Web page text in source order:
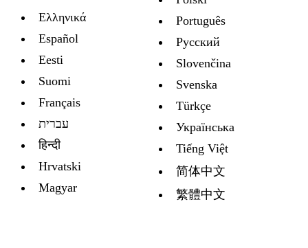
Ελληνικά
Español
Eesti
Suomi
Français
עברית
हिन्दी
Hrvatski
Magyar
Português
Русский
Slovenčina
Svenska
Türkçe
Украïнська
Tiếng Việt
简体中文
繁體中文